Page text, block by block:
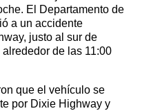
El Departamento de
a un accidente
justo al sur de
de las 11:00
que el vehículo se
por Dixie Highway y